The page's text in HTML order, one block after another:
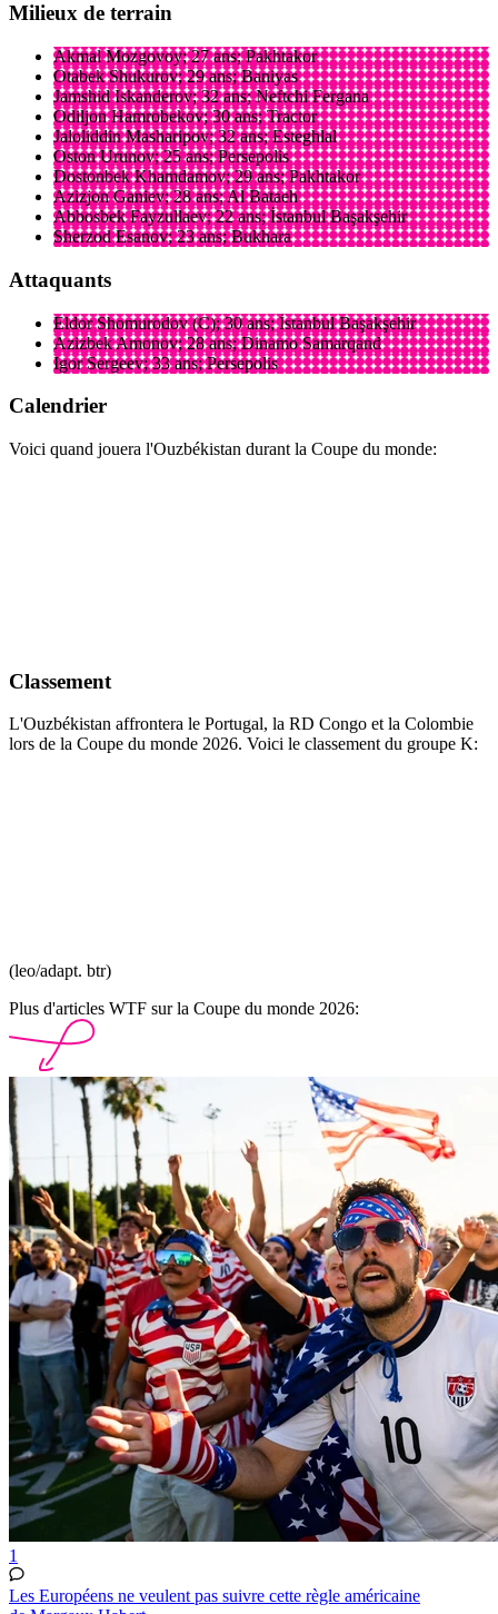
Milieux de terrain
Akmal Mozgovoy; 27 ans; Pakhtakor
Otabek Shukurov; 29 ans; Baniyas
Jamshid Iskanderov; 32 ans; Neftchi Fergana
Odiljon Hamrobekov; 30 ans; Tractor
Jaloliddin Masharipov; 32 ans; Esteghlal
Oston Urunov; 25 ans; Persepolis
Dostonbek Khamdamov; 29 ans; Pakhtakor
Azizjon Ganiev; 28 ans; Al Bataeh
Abbosbek Fayzullaev; 22 ans; İstanbul Başakşehir
Sherzod Esanov; 23 ans; Bukhara
Attaquants
Eldor Shomurodov (C); 30 ans; İstanbul Başakşehir
Azizbek Amonov; 28 ans; Dinamo Samarqand
Igor Sergeev; 33 ans; Persepolis
Calendrier
Voici quand jouera l'Ouzbékistan durant la Coupe du monde:
Classement
L'Ouzbékistan affrontera le Portugal, la RD Congo et la Colombie
lors de la Coupe du monde 2026. Voici le classement du groupe K:
(leo/adapt. btr)
Plus d'articles WTF sur la Coupe du monde 2026:
1
Les Européens ne veulent pas suivre cette règle américaine